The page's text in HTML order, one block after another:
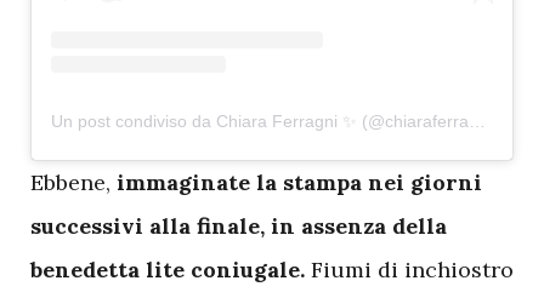
Un post condiviso da Chiara Ferragni ✨ (@chiaraferragni)
Ebbene, immaginate la stampa nei giorni
successivi alla finale, in assenza della
benedetta lite coniugale. Fiumi di inchiostro